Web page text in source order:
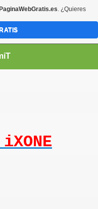
PaginaWebGratis.es. ¿Quieres